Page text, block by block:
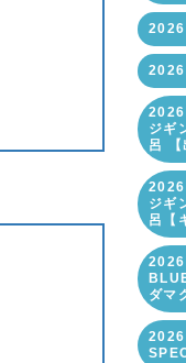
2026
ジギ
呂 【
ジギ
呂【
ダマ
2026